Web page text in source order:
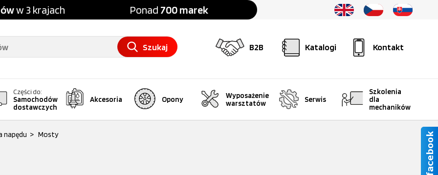
w 3 krajach Ponad 700 marek
B2B Katalogi Kontakt
Szukaj
Części do:
Samochodów
dostawczych
Akcesoria Opony
Wyposażenie
warsztatów
Serwis
Szkolenia
dla
mechaników
napędu > Mosty